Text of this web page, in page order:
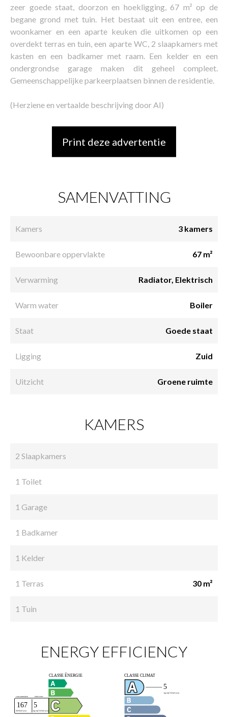
zeer goede staat, doorzon en hoekligging, 67 m² op de
begane grond met tuin. Het bestaat uit een entree, een
woonkamer en een aparte keuken die uitkomen op een
overdekt terras en tuin, een aparte WC, 2 slaapkamers met
kasten en een badkamer met raam. Een kelder en een
ondergrondse garage maken dit geheel compleet.
Gemeenschappelijke parkeerplaatsen binnen de residentie.
(Herziene en vertaalde beschrijving door AI)
Print deze advertentie
SAMENVATTING
Kamers 3 kamers
Bewoonbare oppervlakte 67 m²
Verwarming Radiator, Elektrisch
Warm water Boiler
Staat Goede staat
Ligging Zuid
Uitzicht Groene ruimte
KAMERS
2 Slaapkamers
1 Toilet
1 Garage
1 Badkamer
1 Kelder
1 Terras 30 m²
1 Tuin
ENERGY EFFICIENCY